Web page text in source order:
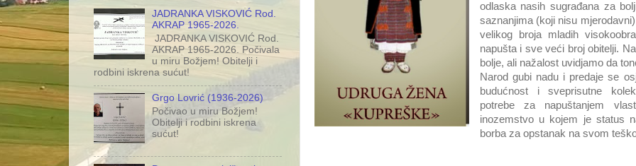
odlaska nasih sugrađana za
saznanjima (koji nisu
velikog broja mladih
napušta i sve veći broj obitelji.
bolje, ali nažalost uvidjamo da
Narod gubi nadu i predaje se
budućnost i sveprisutne
potrebe za napuštanjem
inozemstvo u kojem je status
borba za opstanak na svom
JADRANKA VISKOVIĆ Rod.
AKRAP 1965-2026.
JADRANKA VISKOVIĆ Rod.
AKRAP 1965-2026. Počivala
u miru Božjem! Obitelji i
rodbini iskrena sućut!
Grgo Lovrić (1936-2026)
Počivao u miru Božjem!
Obitelji i rodbini iskrena
sućut!